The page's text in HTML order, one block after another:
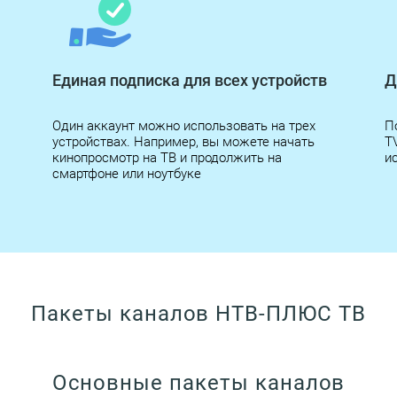
Единая подписка для всех устройств
Один аккаунт можно использовать на трех
устройствах. Например, вы можете начать
кинопросмотр на ТВ и продолжить на
смартфоне или ноутбуке
Пакеты каналов НТВ-ПЛЮС ТВ
Основные пакеты каналов